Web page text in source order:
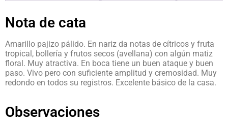
Nota de cata
Amarillo pajizo pálido. En nariz da notas de cítricos y fruta
tropical, bollería y frutos secos (avellana) con algún matiz
floral. Muy atractiva. En boca tiene un buen ataque y buen
paso. Vivo pero con suficiente amplitud y cremosidad. Muy
redondo en todos su registros. Excelente básico de la casa.
Observaciones